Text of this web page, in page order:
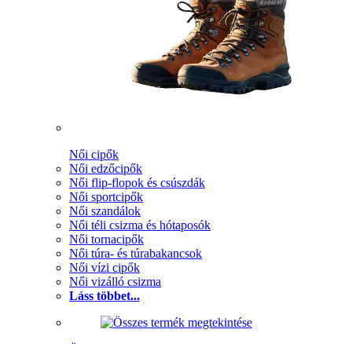
Női cipők
Női edzőcipők
Női flip-flopok és csúszdák
Női sportcipők
Női szandálok
Női téli csizma és hótaposók
Női tornacipők
Női túra- és túrabakancsok
Női vízi cipők
Női vizálló csizma
Láss többet...